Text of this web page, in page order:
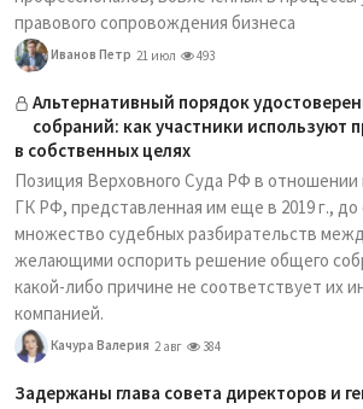
правового сопровождения бизнеса
Иванов Петр 21 июл 493
Альтернативный порядок
собраний: как участники используют
в собственных целях
Позиция Верховного Суда РФ в отношении
ГК РФ, представленная им еще в 2019 г., до
множество судебных разбирательств
желающими оспорить решение общего
какой-либо причине не соответствует их
компанией.
Качура Валерия 2 авг 384
Задержаны глава совета директоров и